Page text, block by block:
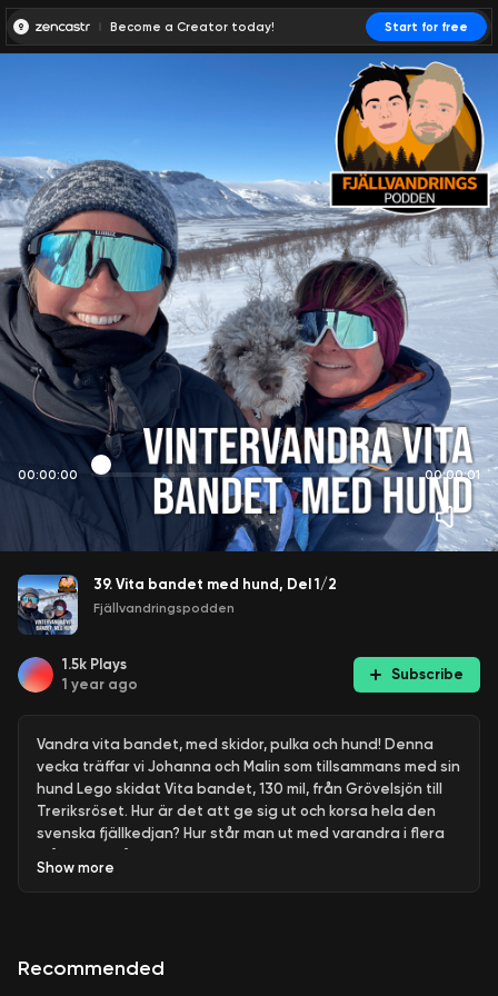
Become a Creator today! Start for free
00:00:00 00:00:01
39. Vita bandet med hund, Del 1/2
Fjällvandringspodden
1.5k Plays
1 year ago
Subscribe
Vandra vita bandet, med skidor, pulka och hund! Denna
vecka träffar vi Johanna och Malin som tillsammans med sin
hund Lego skidat Vita bandet, 130 mil, från Grövelsjön till
Treriksröset. Hur är det att ge sig ut och korsa hela den
svenska fjällkedjan? Hur står man ut med varandra i flera
Show more
Recommended